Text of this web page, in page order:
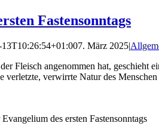
Fastensonntags
13T10:26:54+01:007. März 2025|
Fleisch angenommen hat, geschieht
verletzte, verwirrte Natur des
des ersten Fastensonntags